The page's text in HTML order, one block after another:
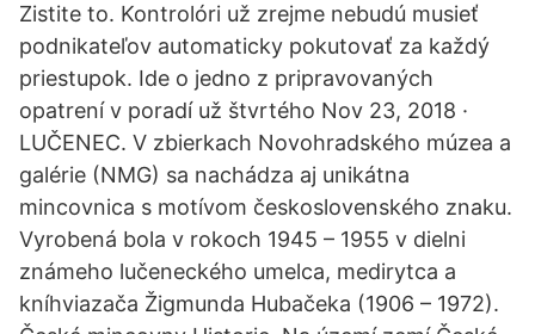
Zistite to. Kontrolóri už zrejme nebudú musieť
podnikateľov automaticky pokutovať za každý
priestupok. Ide o jedno z pripravovaných
opatrení v poradí už štvrtého Nov 23, 2018 ·
LUČENEC. V zbierkach Novohradského múzea a
galérie (NMG) sa nachádza aj unikátna
mincovnica s motívom československého znaku.
Vyrobená bola v rokoch 1945 – 1955 v dielni
známeho lučeneckého umelca, medirytca a
kníhviazača Žigmunda Hubačeka (1906 – 1972).